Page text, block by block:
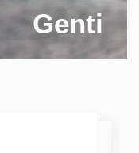
Genti